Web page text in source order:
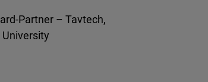
Partner – Tavtech,